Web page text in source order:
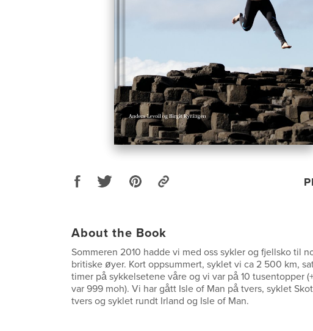
About the Book
Sommeren 2010 hadde vi med oss sykler og fjellsko til
britiske øyer. Kort oppsummert, syklet vi ca 2 500 km,
timer på sykkelsetene våre og vi var på 10 tusentopper
var 999 moh). Vi har gått Isle of Man på tvers, syklet
tvers og syklet rundt Irland og Isle of Man.